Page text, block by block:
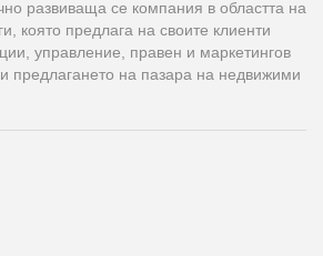
развиваща се компания в областта на
която предлага на своите клиенти
управление, правен и маркетингов
предлагането на пазара на недвижими